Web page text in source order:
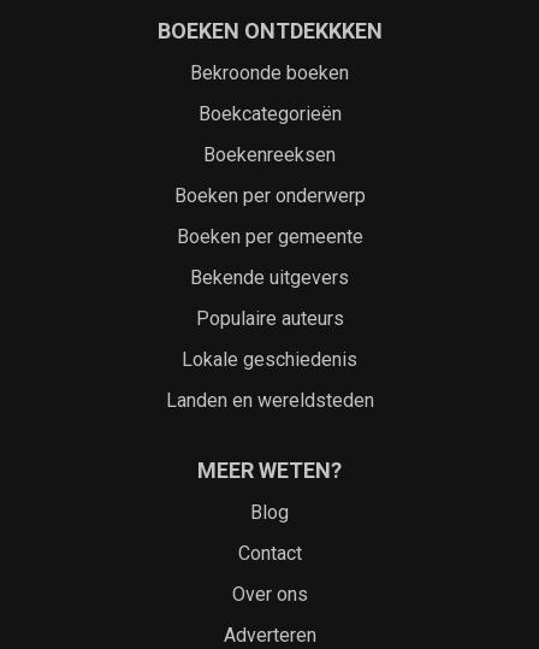
BOEKEN ONTDEKKKEN
Bekroonde boeken
Boekcategorieën
Boekenreeksen
Boeken per onderwerp
Boeken per gemeente
Bekende uitgevers
Populaire auteurs
Lokale geschiedenis
Landen en wereldsteden
MEER WETEN?
Blog
Contact
Over ons
Adverteren